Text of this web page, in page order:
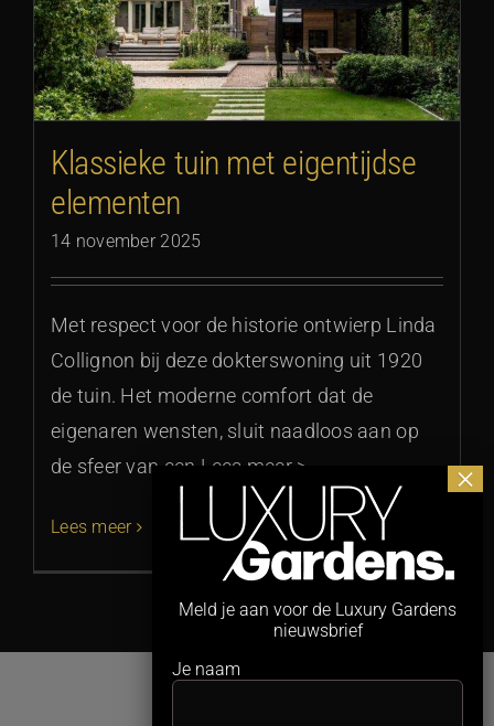
Klassieke tuin met eigentijdse
elementen
14 november 2025
Met respect voor de historie ontwierp Linda
Collignon bij deze dokterswoning uit 1920
de tuin. Het moderne comfort dat de
eigenaren wensten, sluit naadloos aan op
de sfeer van een Lees meer >
Lees meer
Meld je aan voor de Luxury Gardens
nieuwsbrief
Je naam